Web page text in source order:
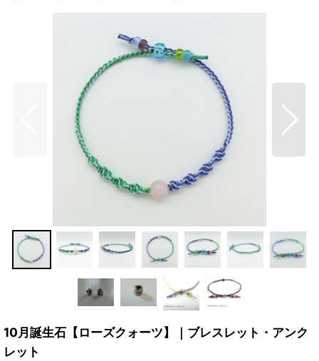
10月誕生石【ローズクォーツ】｜ブレスレット・アンク
レット